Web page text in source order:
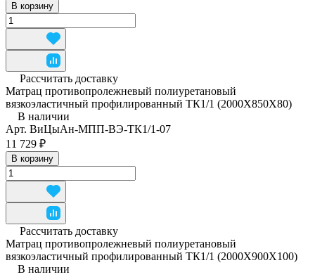
В корзину
Рассчитать доставку
Матрац противопролежневый полиуретановый
вязкоэластичный профилированный ТК1/1 (2000Х850Х80)
В наличии
Арт. ВиЦыАн-МПП-ВЭ-ТК1/1-07
11 729 ₽
В корзину
Рассчитать доставку
Матрац противопролежневый полиуретановый
вязкоэластичный профилированный ТК1/1 (2000Х900Х100)
В наличии